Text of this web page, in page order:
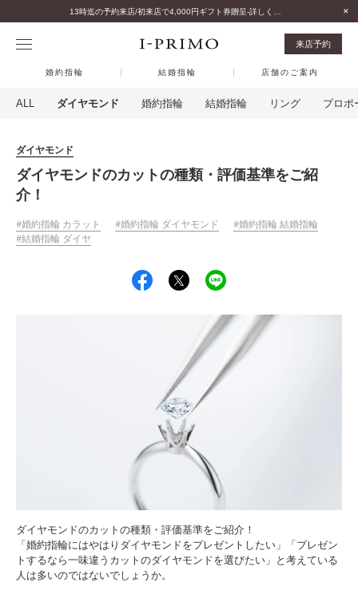
来店予約
婚約指輪 結婚指輪 店舗のご案内
ALL ダイヤモンド 婚約指輪 結婚指輪 リング プロポ
ダイヤモンド
ダイヤモンドのカットの種類・評価基準をご紹
介！
婚約指輪 カラット 婚約指輪 ダイヤモンド
婚約指輪 結婚指輪
結婚指輪 ダイヤ
ダイヤモンドのカットの種類・評価基準をご紹介！
「婚約指輪にはやはりダイヤモンドをプレゼントしたい」「プレゼン
トするなら一味違うカットのダイヤモンドを選びたい」と考えている
人は多いのではないでしょうか。